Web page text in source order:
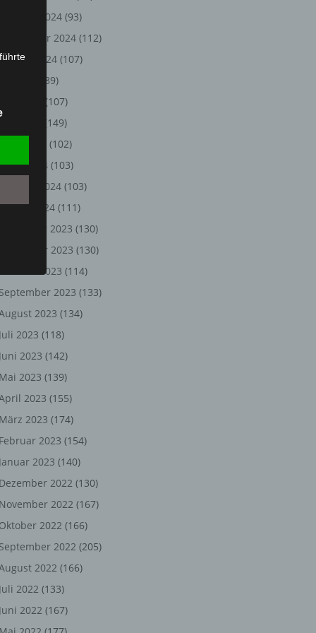
Oktober 2024 (93)
September 2024 (112)
2024 (107)
(89)
(107)
(149)
(102)
2024 (103)
Februar 2024 (103)
2024 (111)
Dezember 2023 (130)
November 2023 (130)
Oktober 2023 (114)
September 2023 (133)
2023 (134)
Juli 2023 (118)
Juni 2023 (142)
Mai 2023 (139)
2023 (155)
März 2023 (174)
Februar 2023 (154)
Januar 2023 (140)
Dezember 2022 (130)
November 2022 (167)
Oktober 2022 (166)
September 2022 (205)
2022 (166)
Juli 2022 (133)
Juni 2022 (167)